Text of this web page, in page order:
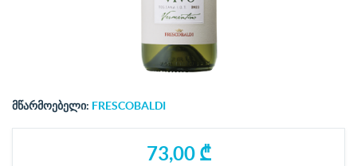
მწარმოებელი: FRESCOBALDI
73,00 ₾